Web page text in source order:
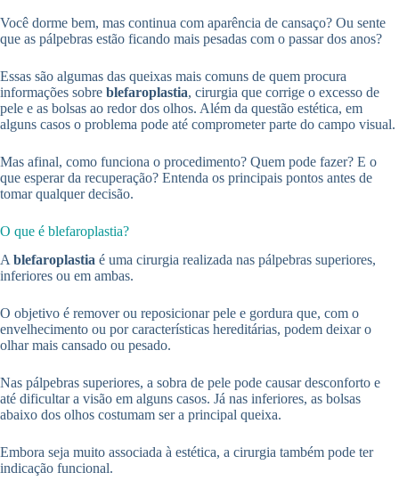
Você dorme bem, mas continua com aparência de cansaço? Ou sente
que as pálpebras estão ficando mais pesadas com o passar dos anos?
Essas são algumas das queixas mais comuns de quem procura
informações sobre blefaroplastia, cirurgia que corrige o excesso de
pele e as bolsas ao redor dos olhos. Além da questão estética, em
alguns casos o problema pode até comprometer parte do campo visual.
Mas afinal, como funciona o procedimento? Quem pode fazer? E o
que esperar da recuperação? Entenda os principais pontos antes de
tomar qualquer decisão.
O que é blefaroplastia?
A blefaroplastia é uma cirurgia realizada nas pálpebras superiores,
inferiores ou em ambas.
O objetivo é remover ou reposicionar pele e gordura que, com o
envelhecimento ou por características hereditárias, podem deixar o
olhar mais cansado ou pesado.
Nas pálpebras superiores, a sobra de pele pode causar desconforto e
até dificultar a visão em alguns casos. Já nas inferiores, as bolsas
abaixo dos olhos costumam ser a principal queixa.
Embora seja muito associada à estética, a cirurgia também pode ter
indicação funcional.